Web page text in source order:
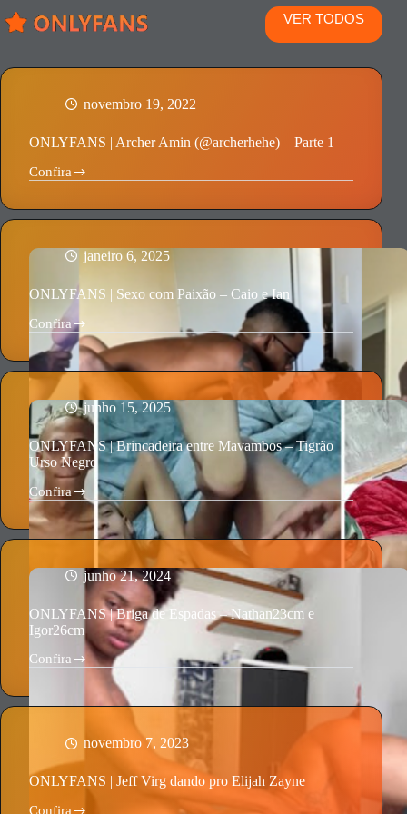
VER TODOS
novembro 19, 2022
ONLYFANS | Archer Amin (@archerhehe) – Parte 1
Confira
ONLYFANS
Archer
Amin
–
1
janeiro 6, 2025
ONLYFANS | Sexo com Paixão – Caio e Ian
Confira
ONLYFANS
Sexo
com
Paixão
–
Caio
e
Ian
junho 15, 2025
ONLYFANS | Brincadeira entre Mavambos – Tigrão
Urso Negro
Confira
ONLYFANS
|
Brincadeira
entre
–
Urso
Negro
junho 21, 2024
ONLYFANS | Briga de Espadas – Nathan23cm e
Igor26cm
Confira
ONLYFANS
Briga
de
Nathan23cm
e
Igor26cm
novembro 7, 2023
ONLYFANS | Jeff Virg dando pro Elijah Zayne
Confira